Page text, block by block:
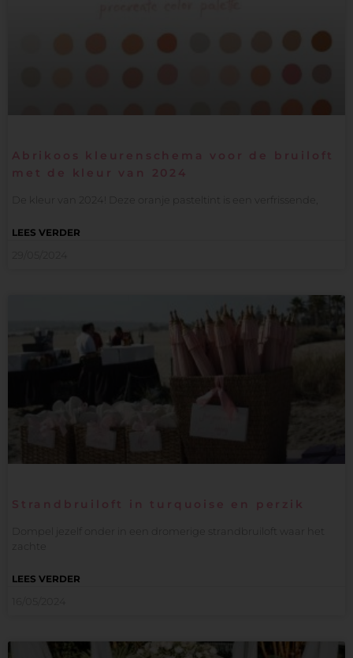
Abrikoos kleurenschema voor de bruiloft
met de kleur van 2024
De kleur van 2024! Deze oranje pasteltint is een verfrissende,
LEES VERDER
Strandbruiloft in turquoise en perzik
Dompel jezelf onder in een dromerige strandbruiloft waar het
zachte
LEES VERDER